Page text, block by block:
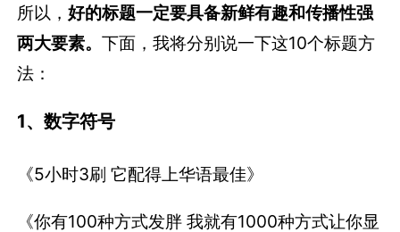
所以，好的标题一定要具备新鲜有趣和传播性强
两大要素。下面，我将分别说一下这10个标题方
法：
1、数字符号
《5小时3刷 它配得上华语最佳》
《你有100种方式发胖 我就有1000种方式让你显